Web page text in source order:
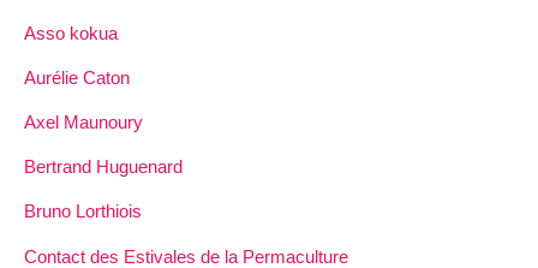
Asso kokua
Aurélie Caton
Axel Maunoury
Bertrand Huguenard
Bruno Lorthiois
Contact des Estivales de la Permaculture